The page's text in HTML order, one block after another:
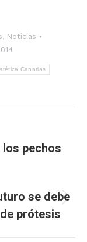
, Noticias
Canarias
pechos
se debe
prótesis